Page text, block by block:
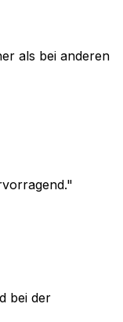
als bei anderen
"
bei der